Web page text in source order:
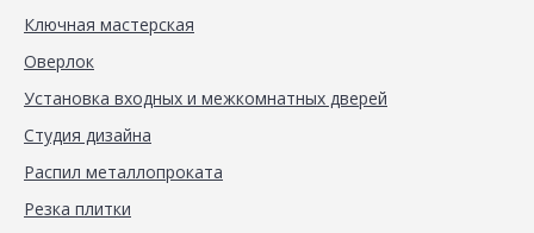
Ключная мастерская
Оверлок
Установка входных и межкомнатных дверей
Студия дизайна
Распил металлопроката
Резка плитки